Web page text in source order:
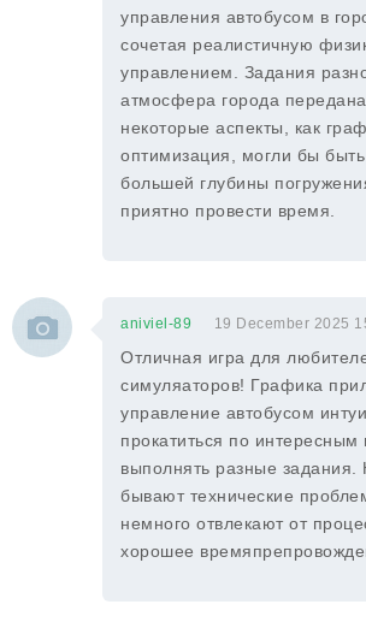
управления автобусом в
сочетая реалистичную
управлением. Задания
атмосфера города
некоторые аспекты, как
оптимизация, могли бы
большей глубины
приятно провести время.
aniviel-89 19 December 2025
Отличная игра для
симуляаторов! Графика
управление автобусом
прокатиться по
выполнять разные задания.
бывают технические
немного отвлекают от
хорошее